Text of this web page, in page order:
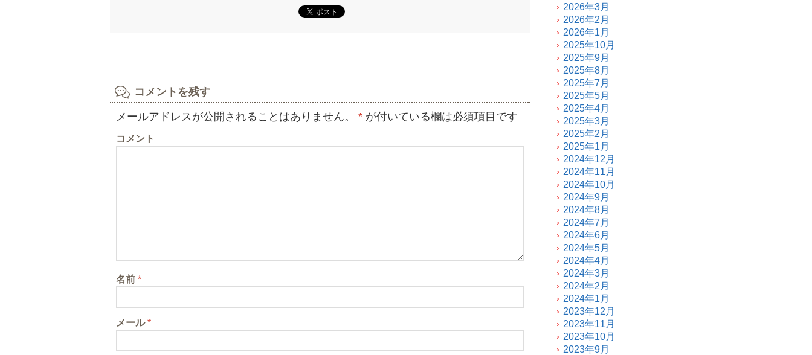
コメントを残す
メールアドレスが公開されることはありません。 * が付いている欄は必須項目です
コメント
名前 *
メール*
2026年3月
2026年2月
2026年1月
2025年10月
2025年9月
2025年8月
2025年7月
2025年5月
2025年4月
2025年3月
2025年2月
2025年1月
2024年12月
2024年11月
2024年10月
2024年9月
2024年8月
2024年7月
2024年6月
2024年5月
2024年4月
2024年3月
2024年2月
2024年1月
2023年12月
2023年11月
2023年10月
2023年9月